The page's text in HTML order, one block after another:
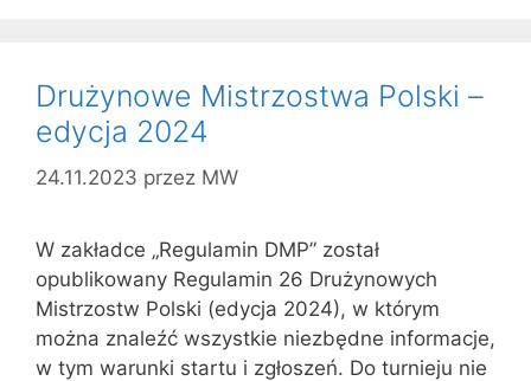
Drużynowe Mistrzostwa Polski –
edycja 2024
24.11.2023 przez MW
W zakładce „Regulamin DMP” został
opublikowany Regulamin 26 Drużynowych
Mistrzostw Polski (edycja 2024), w którym
można znaleźć wszystkie niezbędne informacje,
w tym warunki startu i zgłoszeń. Do turnieju nie